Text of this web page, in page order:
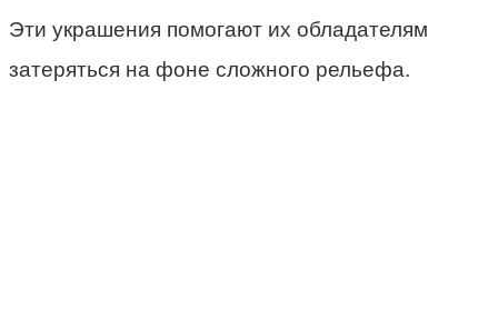
Эти украшения помогают их обладателям
затеряться на фоне сложного рельефа.